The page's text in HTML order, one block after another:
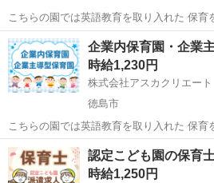
こちらの園では英語教育を取り入れた 保育を行
と言って ★英語スキルは一切不問です★ 英語教育を導入したカリキュ
ラムや 朝の会・帰りの会は外国人の英語教
一緒に子どもた...
徳島 徳島市 保育士
企業内保育園・企業
時給1,230円
株式会社アスカクリエート
徳島市
こちらの園では英語教育を取り入れた 保育を行
と言って保育士さんの ★英語スキルは一切不問です★
したカリキュラムや 朝の会・帰りの会は外
します(^^)/ 一...
徳島 徳島市 保育士
認定こども園の保育
時給1,250円